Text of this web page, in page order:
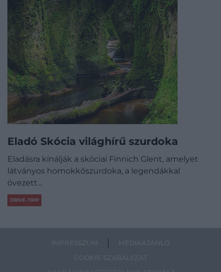
Eladó Skócia világhírű szurdoka
Eladásra kínálják a skóciai Finnich Glent, amelyet
látványos homokkőszurdoka, a legendákkal
övezett…
DRIVE-TIPP